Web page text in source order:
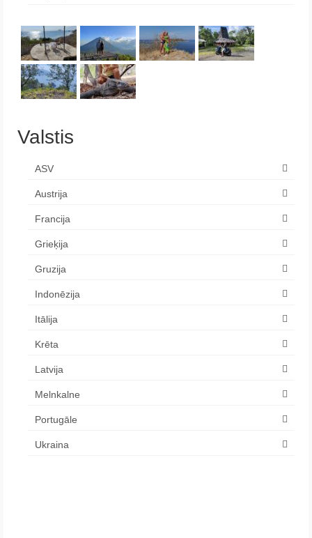
Valstis
ASV
Austrija
Francija
Grieķija
Gruzija
Indonēzija
Itālija
Krēta
Latvija
Melnkalne
Portugāle
Ukraina